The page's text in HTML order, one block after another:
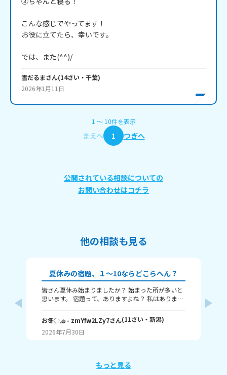
こんな感じでやってます！
お役に立てたら、幸いです。
では、また(^^)/
雪だるまさん(14さい・ 千葉)
2026年1月11日
1 〜 10件を表示
まえへ 1 つぎへ
公開されている相談についての
お問い合わせはコチラ
他の相談も見る
夏休みの宿題、１～10ならどこらへん？
皆さん夏休み始まりましたか？ 始まった所が多いと
思います。 宿題って、ありますよね？ 私はありま
いうことです！ 私は6です！ワークと習字と絵が残
ってるので！ みなさんも教えてください！ それじゃ
お冬◌𓈒𓐍- zmYfw2LZy7さん(11さい・ 新潟)
2026年7月30日
もっと見る